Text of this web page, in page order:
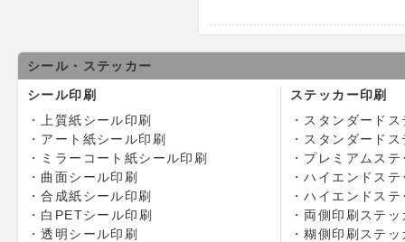
シール・ステッカー
シール印刷
上質紙シール印刷
アート紙シール印刷
ミラーコート紙シール印刷
曲面シール印刷
合成紙シール印刷
白PETシール印刷
透明シール印刷
ステッカー印刷
スタンダード
スタンダード
プレミアムステ
ハイエンドステ
ハイエンドス
両側印刷ステッ
糊側印刷ステッ